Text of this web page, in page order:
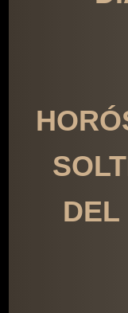
DEL